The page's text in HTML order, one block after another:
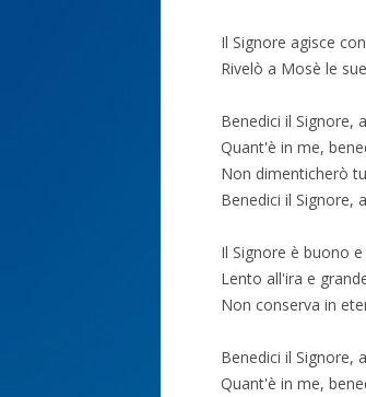
Il Signore agisce
Rivelò a Mosè le
Benedici il Signore,
Quant'è in me,
Non dimenticherò
Benedici il Signore,
Il Signore è buono
Lento all'ira e
Non conserva in
Benedici il Signore,
Quant'è in me,